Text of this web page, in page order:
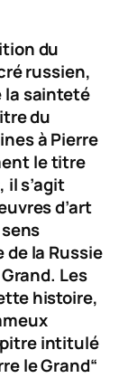
du
russien,
la sainteté
du
à Pierre
le titre
il s’agit
d’art
de la Russie
Les
histoire,
intitulé
le Grand“